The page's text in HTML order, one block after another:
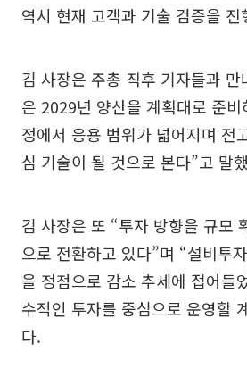
역시 현재 고객과 기술 검증을 진
김 사장은 주총 직후 기자들과 만
은 2029년 양산을 계획대로 준
정에서 응용 범위가 넓어지며 전
심 기술이 될 것으로 본다”고 말
김 사장은 또 “투자 방향을 규모
으로 전환하고 있다”며 “설비투
을 정점으로 감소 추세에 접어들
수적인 투자를 중심으로 운영할
다.